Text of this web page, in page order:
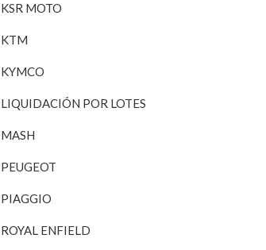
KSR MOTO
KTM
KYMCO
LIQUIDACIÓN POR LOTES
MASH
PEUGEOT
PIAGGIO
ROYAL ENFIELD